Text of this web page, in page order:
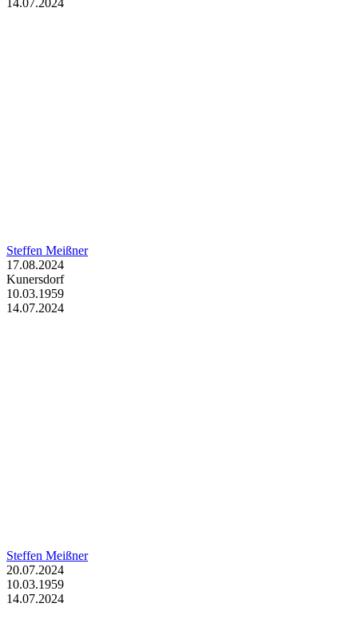
14.07.2024
Steffen Meißner
17.08.2024
Kunersdorf
10.03.1959
14.07.2024
Steffen Meißner
20.07.2024
10.03.1959
14.07.2024